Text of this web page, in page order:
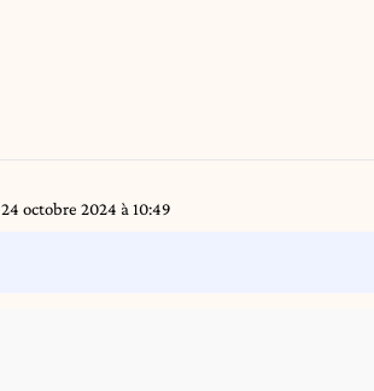
24 octobre 2024 à 10:49